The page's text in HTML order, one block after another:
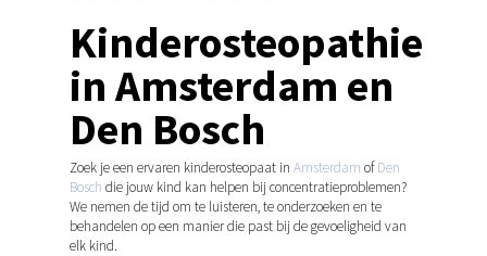
Kinderosteopathie
in Amsterdam en
Den Bosch
Zoek je een ervaren kinderosteopaat in Amsterdam ofDen
Bosch die jouw kind kan helpen bij concentratieproblemen?
We nemen de tijd om te luisteren, te onderzoeken en te
behandelen op een manier die past bij de gevoeligheid van
elk kind.